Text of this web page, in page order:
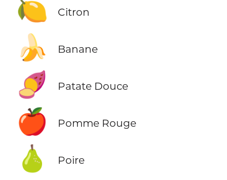
🍋 Citron
🍌 Banane
🍠 Patate Douce
🍎 Pomme Rouge
🍐 Poire